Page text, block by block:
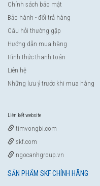
Chính sách bảo mật
Bảo hành - đổi trả hàng
Câu hỏi thường gặp
Hướng dẫn mua hàng
Hình thức thanh toán
Liên hệ
Những lưu ý trước khi mua hàng
Liên kết website
timvongbi.com
skf.com
ngocanhgroup.vn
SẢN PHẨM SKF CHÍNH HÃNG